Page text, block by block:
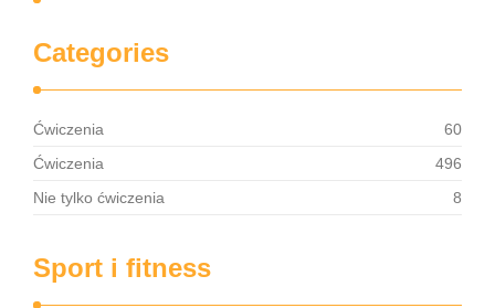
Categories
Ćwiczenia
60
Ćwiczenia
496
Nie tylko ćwiczenia
8
Sport i fitness